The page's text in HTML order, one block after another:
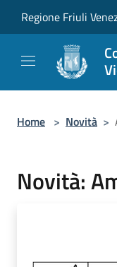
Regione Friuli
Home > Novità >
Novità: